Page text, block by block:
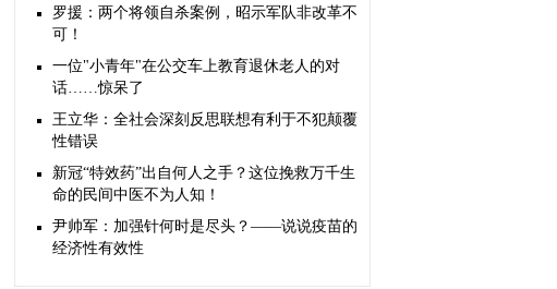
罗援：两个将领自杀案例，昭示军队非改革不
可！
一位"小青年"在公交车上教育退休老人的对
话……惊呆了
王立华：全社会深刻反思联想有利于不犯颠覆
性错误
新冠“特效药”出自何人之手？这位挽救万千生
命的民间中医不为人知！
尹帅军：加强针何时是尽头？——说说疫苗的
经济性有效性